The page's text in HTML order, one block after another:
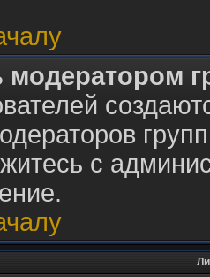
модератором
с